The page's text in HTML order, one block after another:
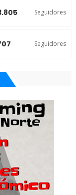
Seguidores
Seguidores